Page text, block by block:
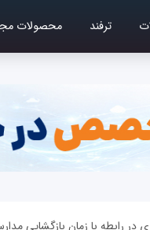
ترفند محصولات
در رابطه با زمان بازگشایی